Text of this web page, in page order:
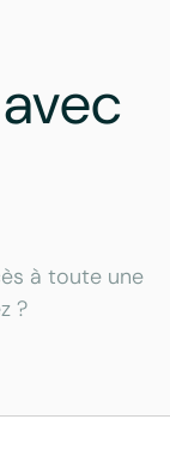
avec
à toute une
?